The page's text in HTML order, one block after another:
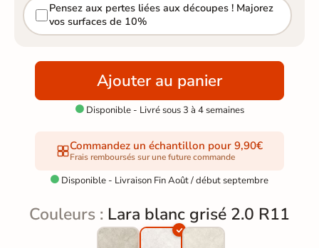
Pensez aux pertes liées aux découpes ! Majorez
vos surfaces de 10%
Ajouter au panier
Disponible - Livré sous 3 à 4 semaines
Commandez un échantillon pour 9,90€
Frais remboursés sur une future commande
 Disponible - Livraison Fin Août / début septembre
Couleurs : Lara blanc grisé 2.0 R11